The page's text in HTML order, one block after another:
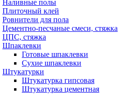
Наливные полы
Плиточный клей
Ровнители для пола
Цементно-песчаные смеси, стяжка
ЦПС, стяжка
Шпаклевки
Готовые шпаклевки
Сухие шпаклевки
Штукатурки
Штукатурка гипсовая
Штукатурка цементная